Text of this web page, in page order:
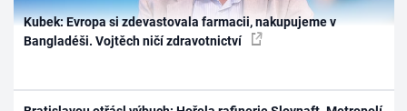
Kubek: Evropa si zdevastovala farmacii, nakupujeme v
Bangladéši. Vojtěch ničí zdravotnictví